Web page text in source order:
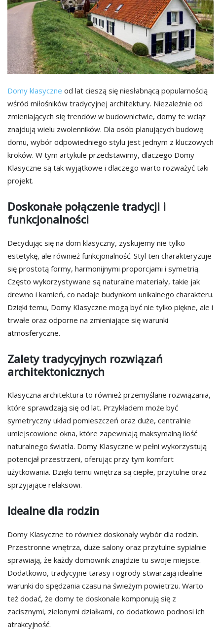
Domy klasyczne od lat cieszą się niesłabnącą popularnością
wśród miłośników tradycyjnej architektury. Niezależnie od
zmieniających się trendów w budownictwie, domy te wciąż
znajdują wielu zwolenników. Dla osób planujących budowę
domu, wybór odpowiedniego stylu jest jednym z kluczowych
kroków. W tym artykule przedstawimy, dlaczego Domy
Klasyczne są tak wyjątkowe i dlaczego warto rozważyć taki
projekt.
Doskonałe połączenie tradycji i
funkcjonalności
Decydując się na dom klasyczny, zyskujemy nie tylko
estetykę, ale również funkcjonalność. Styl ten charakteryzuje
się prostotą formy, harmonijnymi proporcjami i symetrią.
Często wykorzystywane są naturalne materiały, takie jak
drewno i kamień, co nadaje budynkom unikalnego charakteru.
Dzięki temu, Domy Klasyczne mogą być nie tylko piękne, ale i
trwałe oraz odporne na zmieniające się warunki
atmosferyczne.
Zalety tradycyjnych rozwiązań
architektonicznych
Klasyczna architektura to również przemyślane rozwiązania,
które sprawdzają się od lat. Przykładem może być
symetryczny układ pomieszczeń oraz duże, centralnie
umiejscowione okna, które zapewniają maksymalną ilość
naturalnego światła. Domy Klasyczne w pełni wykorzystują
potencjał przestrzeni, oferując przy tym komfort
użytkowania. Dzięki temu wnętrza są ciepłe, przytulne oraz
sprzyjające relaksowi.
Idealne dla rodzin
Domy Klasyczne to również doskonały wybór dla rodzin.
Przestronne wnętrza, duże salony oraz przytulne sypialnie
sprawiają, że każdy domownik znajdzie tu swoje miejsce.
Dodatkowo, tradycyjne tarasy i ogrody stwarzają idealne
warunki do spędzania czasu na świeżym powietrzu. Warto
też dodać, że domy te doskonale komponują się z
zacisznymi, zielonymi działkami, co dodatkowo podnosi ich
atrakcyjność.